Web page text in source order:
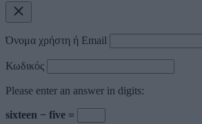
Όνομα χρήστη ή Email
Κωδικός
Please enter an answer in digits:
sixteen − five =